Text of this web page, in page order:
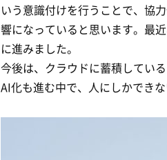
いう意識付けを行うことで、協
響になっていると思います。最
に進みました。
今後は、クラウドに蓄積してい
AI化も進む中で、人にしかでき